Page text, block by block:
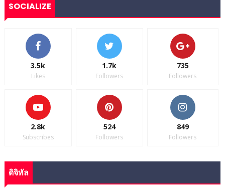
SOCIALIZE
3.5k
Likes
1.7k
Followers
735
Followers
2.8k
Subscribes
524
Followers
849
Followers
ดิจิทัล